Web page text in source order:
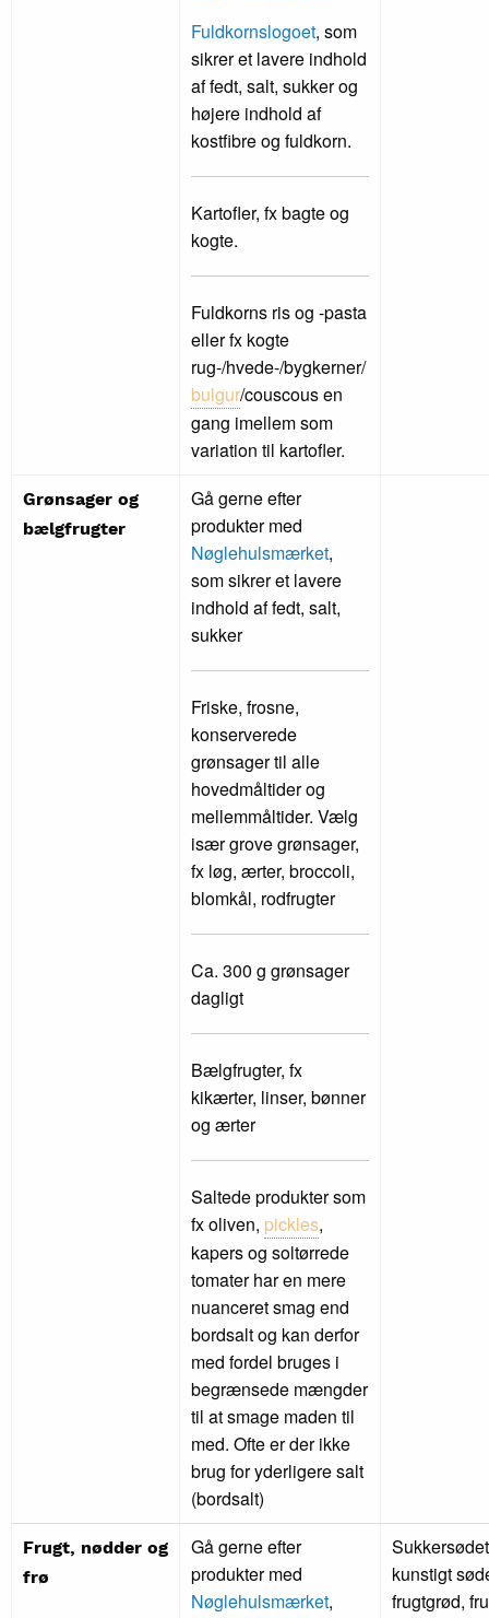
Fuldkornslogoet, som
sikrer et lavere indhold
af fedt, salt, sukker og
højere indhold af
kostfibre og fuldkorn.
Kartofler, fx bagte og
kogte.
Fuldkorns ris og -pasta
eller fx kogte
rug-/hvede-/bygkerner/
bulgur/couscous en
gang imellem som
variation til kartofler.
Grønsager og
bælgfrugter
Gå gerne efter
produkter med
Nøglehulsmærket,
som sikrer et lavere
indhold af fedt, salt,
sukker
Friske, frosne,
konserverede
grønsager til alle
hovedmåltider og
mellemmåltider. Vælg
især grove grønsager,
fx løg, ærter, broccoli,
blomkål, rodfrugter
Ca. 300 g grønsager
dagligt
Bælgfrugter, fx
kikærter, linser, bønner
og ærter
Saltede produkter som
fx oliven, pickles,
kapers og soltørrede
tomater har en mere
nuanceret smag end
bordsalt og kan derfor
med fordel bruges i
begrænsede mængder
til at smage maden til
med. Ofte er der ikke
brug for yderligere salt
(bordsalt)
Frugt, nødder og
frø
Gå gerne efter
produkter med
Nøglehulsmærket,
kunstigt
frugtgrød,